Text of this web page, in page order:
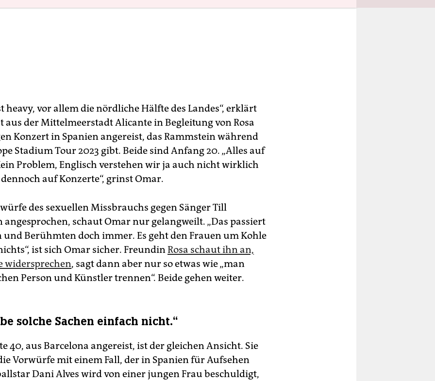
heavy, vor allem die nördliche Hälfte des Landes“, erklärt
aus der Mittelmeerstadt Alicante in Begleitung von Rosa
Konzert in Spanien angereist, das Rammstein während
Stadium Tour 2023 gibt. Beide sind Anfang 20. „Alles auf
Problem, Englisch verstehen wir ja auch nicht wirklich
auf Konzerte“, grinst Omar.
des sexuellen Missbrauchs gegen Sänger Till
schaut Omar nur gelangweilt. „Das passiert
und Berühmten doch immer. Es geht den Frauen um Kohle
ist sich Omar sicher. FreundinRosa schaut ihn an,
widersprechen, sagt dann aber nur so etwas wie „man
Person und Künstler trennen“. Beide gehen weiter.
solche Sachen einfach nicht.“
40, aus Barcelona angereist, ist der gleichen Ansicht. Sie
Vorwürfe mit einem Fall, der in Spanien für Aufsehen
Dani Alves wird von einer jungen Frau beschuldigt,